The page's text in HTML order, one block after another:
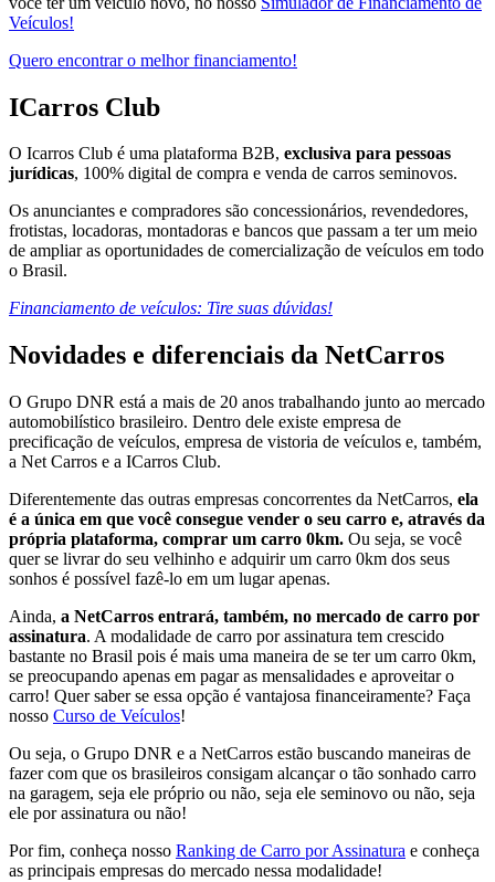
Veículos!
Quero encontrar o melhor financiamento!
ICarros Club
O Icarros Club é uma plataforma B2B, exclusiva para pessoas
jurídicas, 100% digital de compra e venda de carros seminovos.
Os anunciantes e compradores são concessionários, revendedores,
frotistas, locadoras, montadoras e bancos que passam a ter um meio
de ampliar as oportunidades de comercialização de veículos em todo
o Brasil.
Financiamento de veículos: Tire suas dúvidas!
Novidades e diferenciais da NetCarros
O Grupo DNR está a mais de 20 anos trabalhando junto ao mercado
automobilístico brasileiro. Dentro dele existe empresa de
precificação de veículos, empresa de vistoria de veículos e, também,
a Net Carros e a ICarros Club.
Diferentemente das outras empresas concorrentes da NetCarros, ela
é a única em que você consegue vender o seu carro e, através da
própria plataforma, comprar um carro 0km. Ou seja, se você
quer se livrar do seu velhinho e adquirir um carro 0km dos seus
sonhos é possível fazê-lo em um lugar apenas.
Ainda, a NetCarros entrará, também, no mercado de carro por
assinatura. A modalidade de carro por assinatura tem crescido
bastante no Brasil pois é mais uma maneira de se ter um carro 0km,
se preocupando apenas em pagar as mensalidades e aproveitar o
carro! Quer saber se essa opção é vantajosa financeiramente? Faça
nosso Curso de Veículos!
Ou seja, o Grupo DNR e a NetCarros estão buscando maneiras de
fazer com que os brasileiros consigam alcançar o tão sonhado carro
na garagem, seja ele próprio ou não, seja ele seminovo ou não, seja
ele por assinatura ou não!
Por fim, conheça nosso Ranking de Carro por Assinatura e conheça
as principais empresas do mercado nessa modalidade!